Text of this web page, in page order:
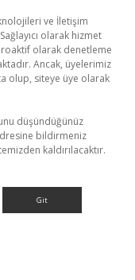
ve İletişim
olarak hizmet
olarak denetleme
Ancak, üyelerimiz
olup, siteye üye olarak
düşündüğünüz
bildirmeniz
kaldırılacaktır.